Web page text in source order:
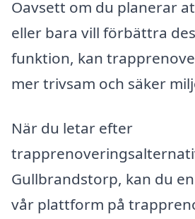
Oavsett om du planerar
eller bara vill förbättra
funktion, kan
mer trivsam och säker
När du letar efter
Gullbrandstorp, kan du
vår plattform på